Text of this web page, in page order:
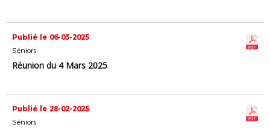
Publié le 06-03-2025
Séniors
Réunion du 4 Mars 2025
Publié le 28-02-2025
Séniors